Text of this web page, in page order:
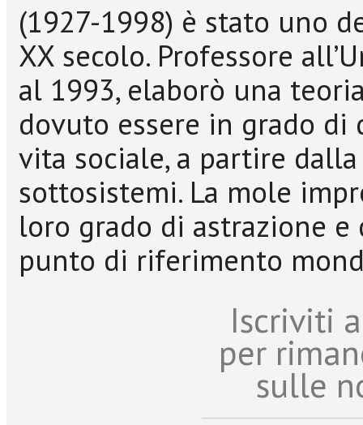
(1927-1998) è stato uno
XX secolo. Professore
al 1993, elaborò una
dovuto essere in grado
vita sociale, a partire
sottosistemi. La mole
loro grado di astrazione
punto di riferimento
Iscriviti
per
sulle